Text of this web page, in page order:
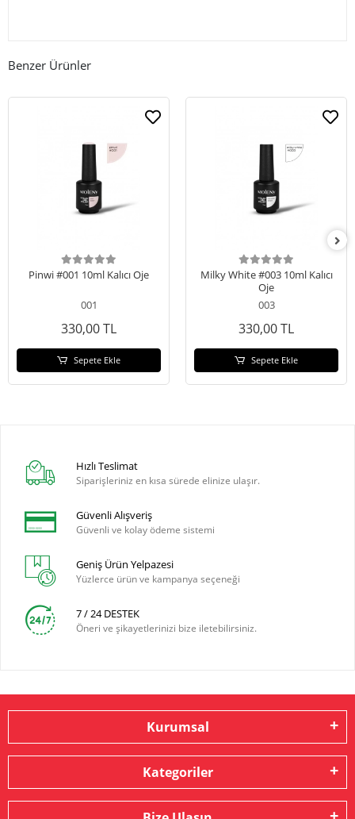
Benzer Ürünler
Pinwi #001 10ml Kalıcı Oje
001
330,00 TL
Sepete Ekle
Milky White #003 10ml Kalıcı
Oje
003
330,00 TL
Sepete Ekle
Hızlı Teslimat
Siparişleriniz en kısa sürede elinize ulaşır.
Güvenli Alışveriş
Güvenli ve kolay ödeme sistemi
Geniş Ürün Yelpazesi
Yüzlerce ürün ve kampanya seçeneği
7 / 24 DESTEK
Öneri ve şikayetlerinizi bize iletebilirsiniz.
Kurumsal
Kategoriler